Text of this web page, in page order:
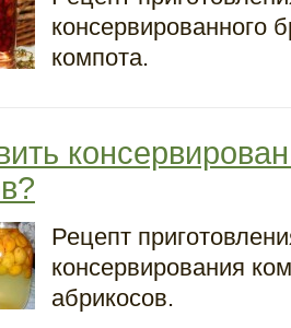
консервированного
компота.
Рецепт
консервирования
абрикосов.